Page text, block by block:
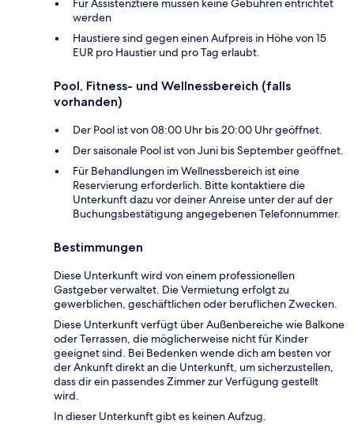
Für Assistenztiere müssen keine Gebühren entrichtet
werden
Haustiere sind gegen einen Aufpreis in Höhe von 15
EUR pro Haustier und pro Tag erlaubt.
Pool, Fitness- und Wellnessbereich (falls
vorhanden)
Der Pool ist von 08:00 Uhr bis 20:00 Uhr geöffnet.
Der saisonale Pool ist von Juni bis September geöffnet.
Für Behandlungen im Wellnessbereich ist eine
Reservierung erforderlich. Bitte kontaktiere die
Unterkunft dazu vor deiner Anreise unter der auf der
Buchungsbestätigung angegebenen Telefonnummer.
Bestimmungen
Diese Unterkunft wird von einem professionellen
Gastgeber verwaltet. Die Vermietung erfolgt zu
gewerblichen, geschäftlichen oder beruflichen Zwecken.
Diese Unterkunft verfügt über Außenbereiche wie Balkone
oder Terrassen, die möglicherweise nicht für Kinder
geeignet sind. Bei Bedenken wende dich am besten vor
der Ankunft direkt an die Unterkunft, um sicherzustellen,
dass dir ein passendes Zimmer zur Verfügung gestellt
wird.
In dieser Unterkunft gibt es keinen Aufzug.